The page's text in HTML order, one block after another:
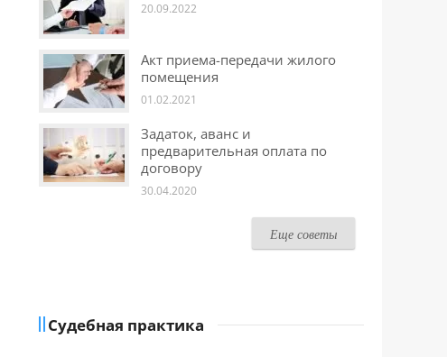
20.09.2022
Акт приема-передачи жилого
помещения
01.02.2021
Задаток, аванс и
предварительная оплата по
договору
30.04.2020
Еще советы
Судебная практика